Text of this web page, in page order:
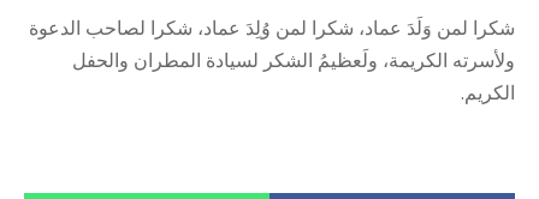
شكرا لمن وَلَدَ عماد، شكرا لمن وُلِدَ عماد، شكرا لصاحب الدعوة
ولأسرته الكريمة، ولَعظيمُ الشكر لسيادة المطران والحفل
الكريم.